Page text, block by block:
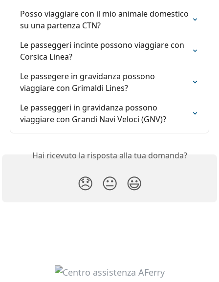
Posso viaggiare con il mio animale domestico
su una partenza CTN?
Le passeggeri incinte possono viaggiare con
Corsica Linea?
Le passegere in gravidanza possono
viaggiare con Grimaldi Lines?
Le passeggeri in gravidanza possono
viaggiare con Grandi Navi Veloci (GNV)?
Hai ricevuto la risposta alla tua domanda?
😞 😐 😃